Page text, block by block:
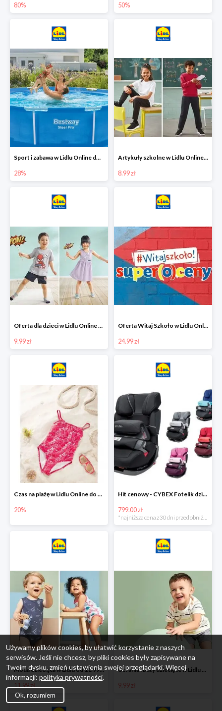
80% 50%
Sport i zabawa w Lidlu Online do -28%
28%
Artykuły szkolne w Lidlu Online od 8,99 zł
8.99 zł
Oferta dla dzieci w Lidlu Online od 9,99 zł
9.99 zł
Oferta Witaj Szkoło w Lidlu Online od 24,99 zł
24.99 zł
Czas na plażę w Lidlu Online do -20%
20%
Hit cenowy - CYBEX Fotelik dziecięcy samochodowy Pallasfix grupa I-III, 9-36 kg
799.00 zł
Moda dziecięca w Lidlu od 11.99 zł
11.99 zł
Ubrania i buty dziecięce w Lidlu Online od 9,99 zł
9.99 zł
Używamy plików cookies, by ułatwić korzystanie z naszych
serwisów. Jeśli nie chcesz, by pliki cookies były zapisywane na
Twoim dysku, zmień ustawienia swojej przeglądarki. Więcej
informacji: polityka prywatności.
Ok, rozumiem